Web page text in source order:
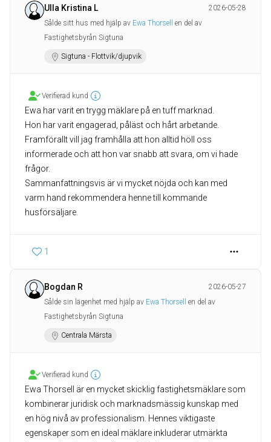
Ulla Kristina L
2026-05-28
Sålde sitt hus med hjälp av Ewa Thorsell
en del av
Fastighetsbyrån Sigtuna
Sigtuna - Flottvik/djupvik
Verifierad kund
Ewa har varit en trygg mäklare på en tuff marknad.
Hon har varit engagerad, påläst och hårt arbetande.
Framförallt vill jag framhålla att hon alltid höll oss
informerade och att hon var snabb att svara, om vi hade
frågor.
Sammanfattningsvis är vi mycket nöjda och kan med
varm hand rekommendera henne till kommande
husförsäljare.
1
Bogdan R
2026-05-27
Sålde sin lägenhet med hjälp av Ewa Thorsell
en del av
Fastighetsbyrån Sigtuna
Centrala Märsta
Verifierad kund
Ewa Thorsell är en mycket skicklig fastighetsmäklare som
kombinerar juridisk och marknadsmässig kunskap med
en hög nivå av professionalism. Hennes viktigaste
egenskaper som en ideal mäklare inkluderar utmärkta